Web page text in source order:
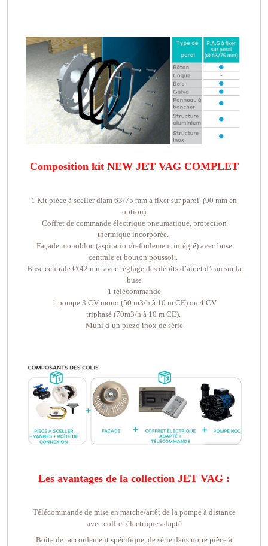
Composition kit NEW JET VAG COMPLET
1 Kit pièce à sceller diam 63/75 mm à fixer sur paroi. (90 mm en
option)
Coffret de commande électrique pneumatique, protection
thermique incorporée.
Façade monobloc (aspiration/refoulement intégré) avec buse
centrale et bouton poussoir.
Buse centrale Ø 42 mm avec réglage des débits d’air et d’eau sur la
buse
1 télécommande
1 pompe 3 CV mono (50 m3/h à 10 m CE) ou 4 CV
triphasé (70m3/h à 10 m CE).
Muni d’un piezo inox de série
Les avantages de la collection JET VAG :
Télécommande de mise en marche/arrêt de la pompe à distance
avec coffret électrique adapté
Boîte de raccordement spécifique, de série dans notre pièce à